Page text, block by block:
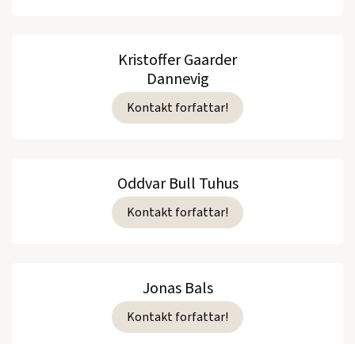
Kristoffer Gaarder
Dannevig
Kontakt forfattar!
Oddvar Bull Tuhus
Kontakt forfattar!
Jonas Bals
Kontakt forfattar!